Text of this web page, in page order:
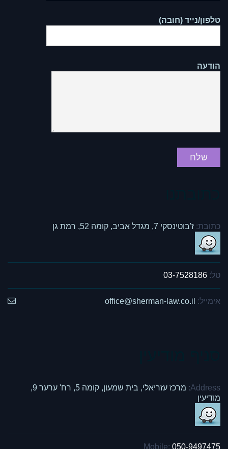
טלפון/נייד (חובה)
הודעה
כתובת: ז'בוטינסקי 7, מגדל אביב, קומה 52, רמת גן
טל: 03-7528186
אימייל: office@sherman-law.co.il
Address:
מרכז עזריאלי, בית שמעון, קומה 5, רח' ערער 9,
מודיעין
Mobile: 050-9497475